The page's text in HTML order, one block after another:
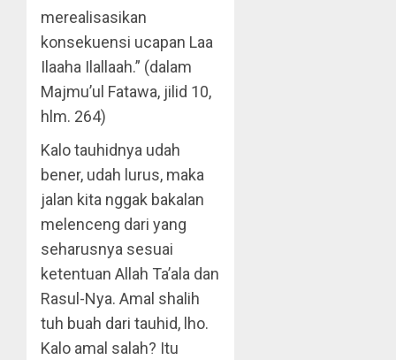
merealisasikan
konsekuensi ucapan Laa
Ilaaha Ilallaah.” (dalam
Majmu’ul Fatawa, jilid 10,
hlm. 264)
Kalo tauhidnya udah
bener, udah lurus, maka
jalan kita nggak bakalan
melenceng dari yang
seharusnya sesuai
ketentuan Allah Ta’ala dan
Rasul-Nya. Amal shalih
tuh buah dari tauhid, lho.
Kalo amal salah? Itu